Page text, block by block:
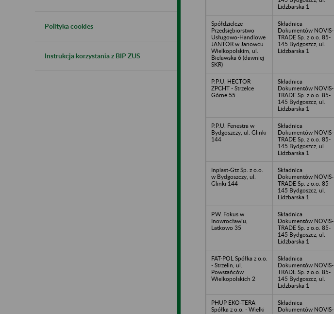
Polityka cookies
Instrukcja korzystania z BIP ZUS
Lidzbarska 1
Spółdzielcze
Przedsiębiorstwo
Usługowo-Handlowe
JANTOR w Janowcu
Wielkopolskim, ul.
Bielawska 6 (dawniej
SKR)
Składnica
Dokumentów NOVIS-
TRADE Sp. z o.o. 85-
145 Bydgoszcz, ul.
Lidzbarska 1
P.P.U. HECTOR
ZPCHT - Strzelce
Górne 55
Składnica
Dokumentów NOVIS-
TRADE Sp. z o.o. 85-
145 Bydgoszcz, ul.
Lidzbarska 1
P.P.U. Fenestra w
Bydgoszczy, ul. Glinki
144
Składnica
Dokumentów NOVIS-
TRADE Sp. z o.o. 85-
145 Bydgoszcz, ul.
Lidzbarska 1
Inplast-Gtz Sp. z o.o.
w Bydgoszczy, ul.
Glinki 144
Składnica
Dokumentów NOVIS-
TRADE Sp. z o.o. 85-
145 Bydgoszcz, ul.
Lidzbarska 1
P.W. Fokus w
Inowrocławiu,
Latkowo 35
Składnica
Dokumentów NOVIS-
TRADE Sp. z o.o. 85-
145 Bydgoszcz, ul.
Lidzbarska 1
FAT-POL Spółka z o.o.
- Strzelin, ul.
Powstańców
Wielkopolskich 2
Składnica
Dokumentów NOVIS-
TRADE Sp. z o.o. 85-
145 Bydgoszcz, ul.
Lidzbarska 1
PHUP EKO-TERA
Spółka z o.o. - Wielki
Składnica
Dokumentów NOVIS-